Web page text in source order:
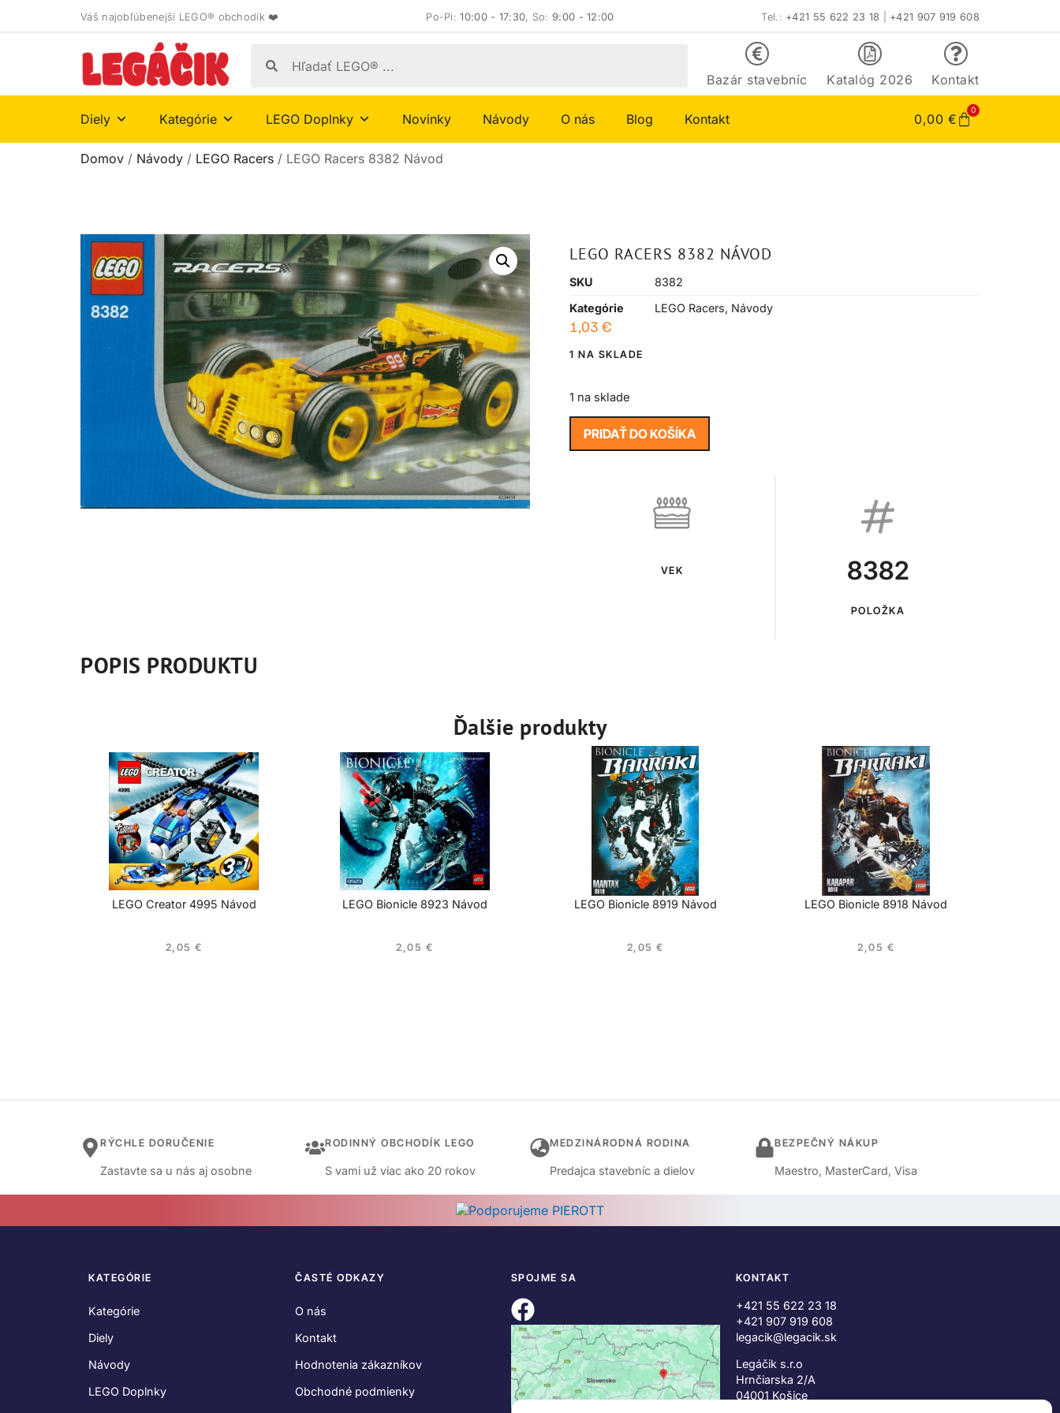
Váš najobľúbenejší LEGO® obchodík ❤️ Po-Pi:10:00 - 17:30, So:9:00 - 12:00 Tel.: +421 55 622 23 18 +421 907 919 608
Bazár stavebníc Katalóg 2026 Kontakt
Diely Kategórie LEGO Doplnky Novinky Návody O nás Blog Kontakt 0,00 €
0
Domov / Návody / LEGO Racers / LEGO Racers 8382 Návod
LEGO RACERS 8382 NÁVOD
SKU
8382
Kategórie
LEGO Racers, Návody
1,03 €
1 NA SKLADE
1 na sklade
PRIDAŤ DO KOŠÍKA
VEK 8382
POLOŽKA
POPIS PRODUKTU
Ďalšie produkty
LEGO Creator 4995 Návod
2,05€
LEGO Bionicle 8923 Návod
2,05 €
LEGO Bionicle 8919 Návod
2,05€
LEGO Bionicle 8918 Návod
2,05 €
RÝCHLE DORUČENIE
Zastavte sa u nás aj osobne
RODINNÝ OBCHODÍK LEGO
S vami už viac ako 20 rokov
MEDZINÁRODNÁ RODINA
Predajca stavebníc a dielov
BEZPEČNÝ NÁKUP
Maestro, MasterCard, Visa
KATEGÓRIE
Kategórie
Diely
Návody
LEGO Doplnky
ČASTÉ ODKAZY
O nás
Kontakt
Hodnotenia zákazníkov
Obchodné podmienky
SPOJME SA KONTAKT
+421 55 622 23 18
+421 907 919 608
legacik@legacik.sk
Legáčik s.r.o
Hrnčiarska 2/A
04001 Košice